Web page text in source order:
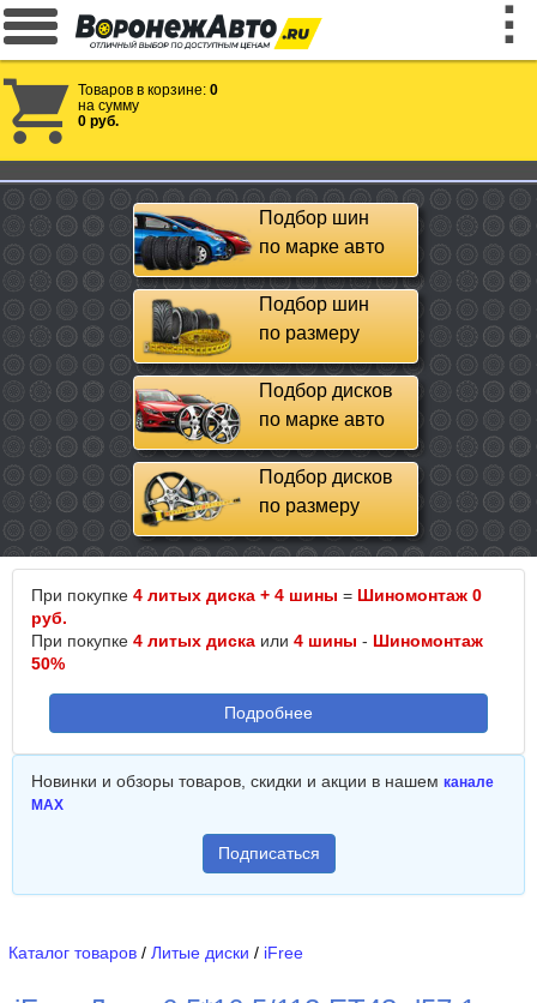
Товаров в корзине: 0
на сумму
0 руб.
Подбор шин
по марке авто
Подбор шин
по размеру
Подбор дисков
по марке авто
Подбор дисков
по размеру
При покупке 4 литых диска + 4 шины = Шиномонтаж 0
руб.
При покупке 4 литых диска или 4 шины - Шиномонтаж
50%
Подробнее
Новинки и обзоры товаров, скидки и акции в нашем канале
MAX
Подписаться
Каталог товаров / Литые диски / iFree